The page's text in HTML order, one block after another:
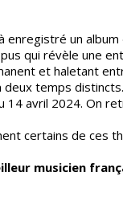
un
qui révèle une
et haletant
temps distincts.
14 avril 2024. On
certains de ces
musicien